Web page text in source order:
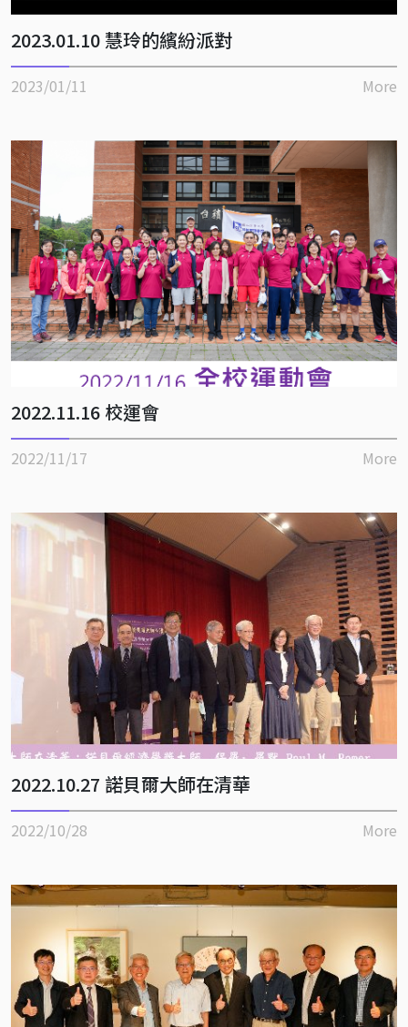
2023.01.10 慧玲的繽紛派對
2023/01/11 More
2022.11.16 校運會
2022/11/17 More
2022.10.27 諾貝爾大師在清華
2022/10/28 More